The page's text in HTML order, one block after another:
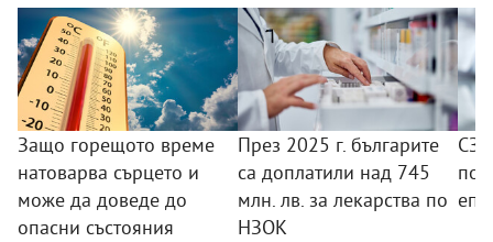
Защо горещото време
натоварва сърцето и
може да доведе до
опасни състояния
През 2025 г. българите
са доплатили над 745
млн. лв. за лекарства по
НЗОК